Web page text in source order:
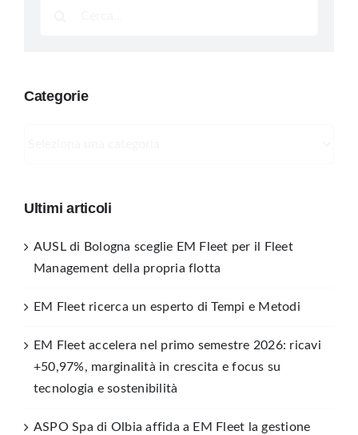
Categorie
Ultimi articoli
AUSL di Bologna sceglie EM Fleet per il Fleet
Management della propria flotta
EM Fleet ricerca un esperto di Tempi e Metodi
EM Fleet accelera nel primo semestre 2026: ricavi
+50,97%, marginalità in crescita e focus su
tecnologia e sostenibilità
ASPO Spa di Olbia affida a EM Fleet la gestione